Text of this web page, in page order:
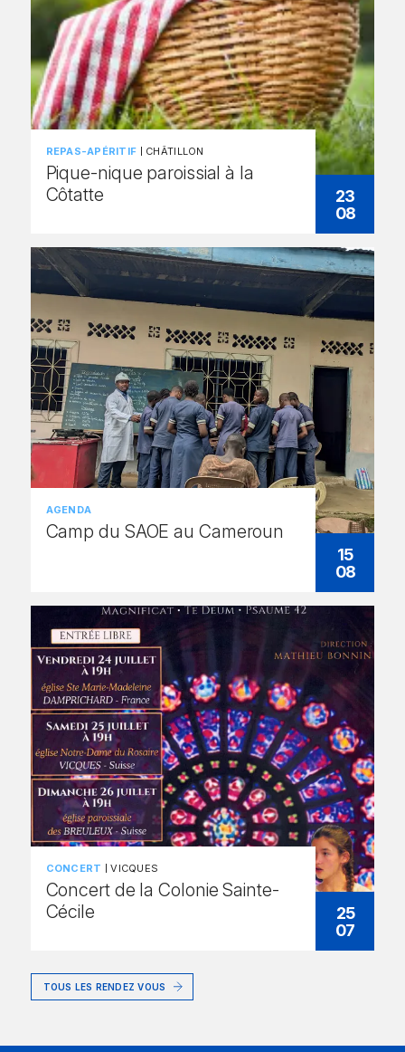
23
08
REPAS-APÉRITIF CHÂTILLON
Pique-nique paroissial à la
Côtatte
15
08
AGENDA
Camp du SAOE au Cameroun
25
07
CONCERT VICQUES
Concert de la Colonie Sainte-
Cécile
TOUS LES RENDEZ VOUS